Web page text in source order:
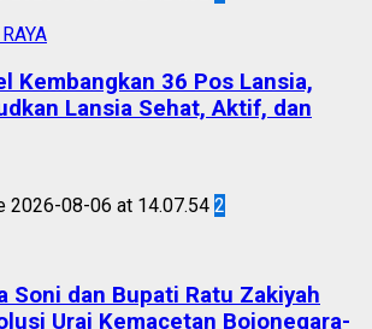
Kembangkan 36 Pos Lansia,
Lansia Sehat, Aktif, dan
2
Soni dan Bupati Ratu Zakiyah
Urai Kemacetan Bojonegara-